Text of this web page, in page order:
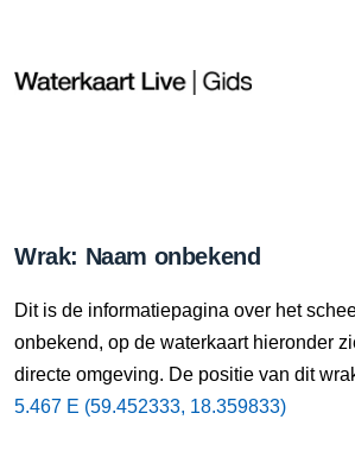
Wrak: Naam onbekend
Dit is de informatiepagina over het
onbekend, op de waterkaart hieronder
directe omgeving. De positie van dit
5.467 E (59.452333, 18.359833)